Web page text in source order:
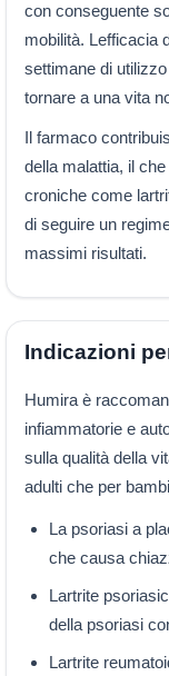
con conseguente
mobilità. Lefficacia
settimane di
tornare a una vita
Il farmaco
della malattia, il
croniche come
di seguire un
massimi risultati.
Indicazioni
Humira è
infiammatorie e
sulla qualità della
adulti che per
La psoriasi a
che causa
Lartrite
della psoriasi
Lartrite